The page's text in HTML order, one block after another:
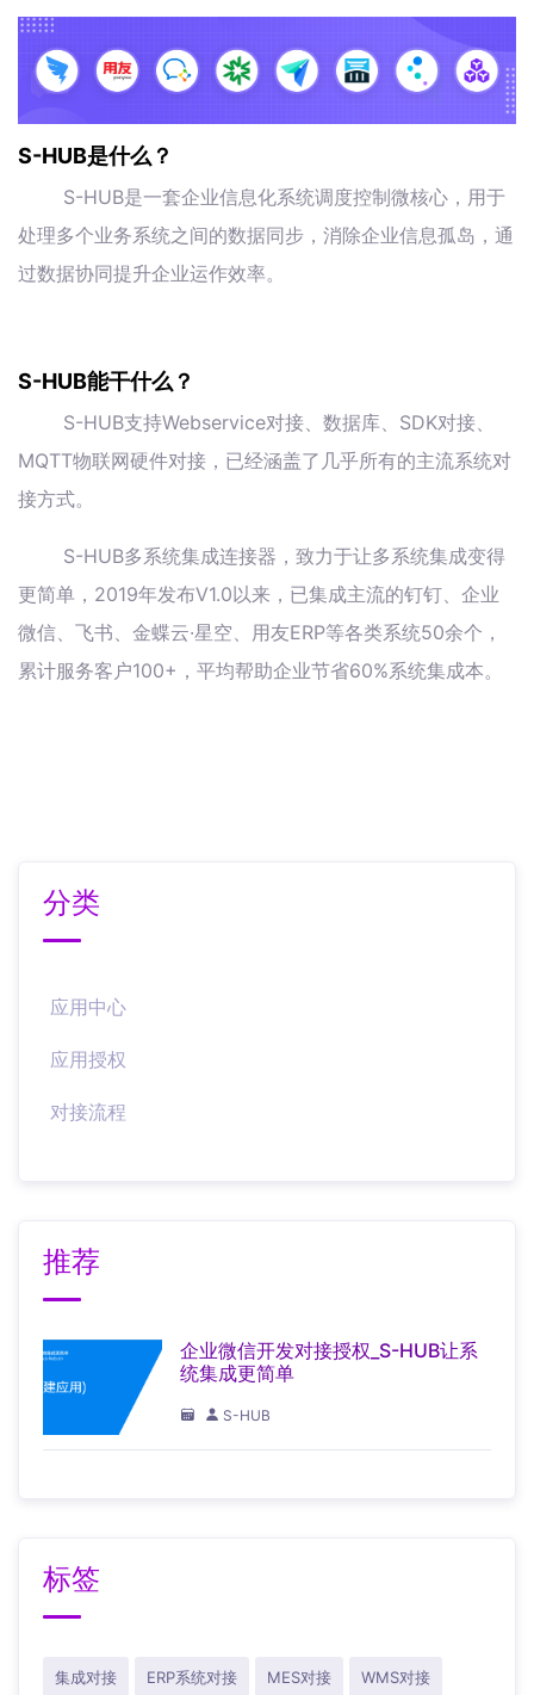
S-HUB是什么？
S-HUB是一套企业信息化系统调度控制微核心，用于
处理多个业务系统之间的数据同步，消除企业信息孤岛，通
过数据协同提升企业运作效率。
S-HUB能干什么？
S-HUB支持Webservice对接、数据库、SDK对接、
MQTT物联网硬件对接，已经涵盖了几乎所有的主流系统对
接方式。
S-HUB多系统集成连接器，致力于让多系统集成变得
更简单，2019年发布V1.0以来，已集成主流的钉钉、企业
微信、飞书、金蝶云·星空、用友ERP等各类系统50余个，
累计服务客户100+，平均帮助企业节省60%系统集成本。
分类
应用中心
应用授权
对接流程
推荐
企业微信开发对接授权_S-HUB让系
统集成更简单
S-HUB
标签
集成对接 ERP系统对接 MES对接 WMS对接